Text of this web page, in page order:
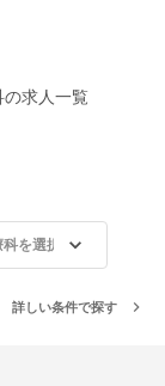
の求人一覧
を選択
詳しい条件で探す